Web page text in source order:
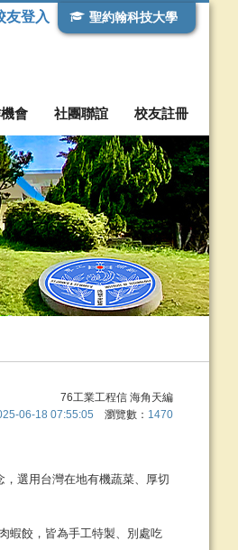
友登入 聖約翰科技大學
會 社團聯誼 校友註冊
76工業工程信 海角天編
06-18 07:55:05 瀏覽數： 1470
選用台灣在地有機蔬菜、厚切
蝦餃，皆為手工特製、別處吃